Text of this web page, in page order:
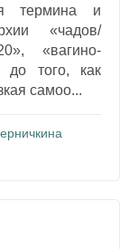
термина и
«чадов/
«вагино-
до того, как
самоо...